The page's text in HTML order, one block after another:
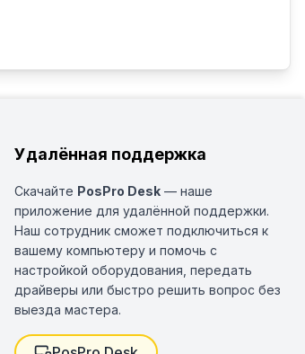
Удалённая поддержка
Скачайте PosPro Desk — наше
приложение для удалённой поддержки.
Наш сотрудник сможет подключиться к
вашему компьютеру и помочь с
настройкой оборудования, передать
драйверы или быстро решить вопрос без
выезда мастера.